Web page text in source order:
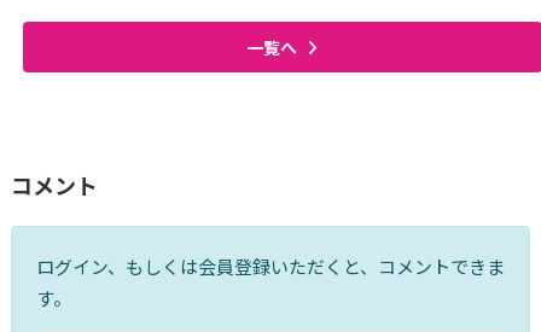
一覧へ
コメント
ログイン、もしくは会員登録いただくと、コメントできま
す。